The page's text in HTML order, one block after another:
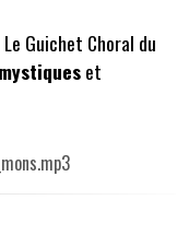
Guichet Choral du
mystiqueset